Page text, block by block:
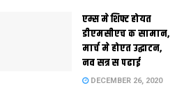
एम्स मे शिफ्ट होयत
डीएमसीएच क सामान,
मार्च मे होएत उद्घाटन,
नव सत्र स पढाई
DECEMBER 26, 2020